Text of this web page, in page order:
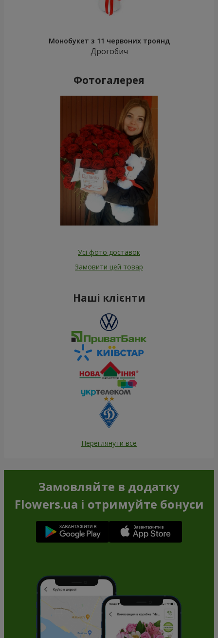
Монобукет з 11 червоних троянд
Дрогобич
Фотогалерея
Усі фото доставок
Замовити цей товар
Наші клієнти
Переглянути все
Замовляйте в додатку
Flowers.ua і отримуйте бонуси